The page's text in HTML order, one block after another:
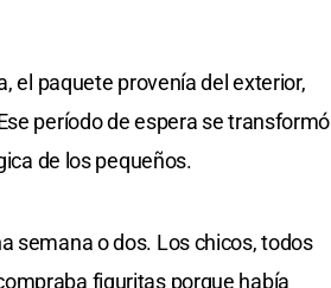
el paquete provenía del exterior,
período de espera se transformó
de los pequeños.
semana o dos. Los chicos, todos
figuritas porque había